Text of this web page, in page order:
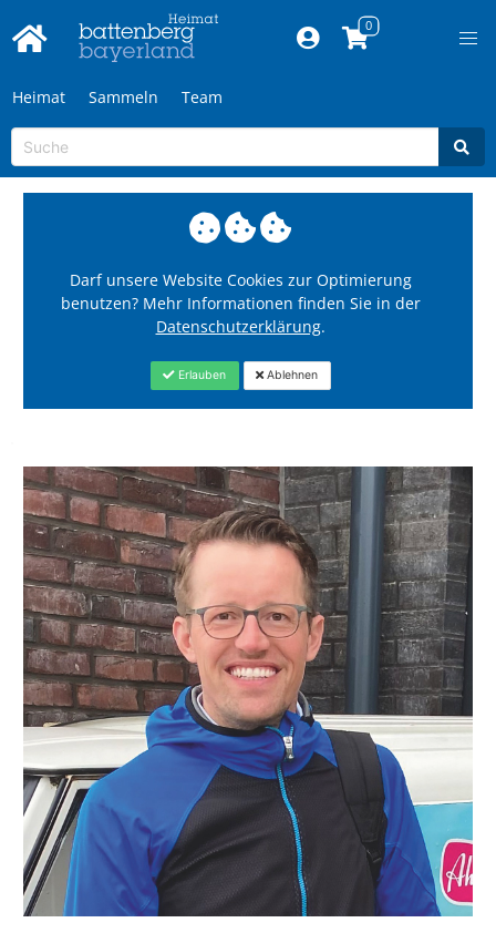
Heimat Sammeln Team
Darf unsere Website Cookies zur Optimierung
benutzen? Mehr Informationen finden Sie in der
Datenschutzerklärung.
Erlauben Ablehnen